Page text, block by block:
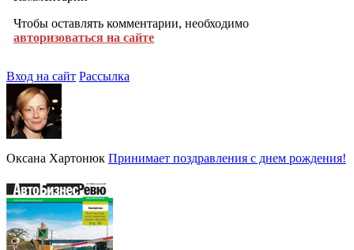
Чтобы оставлять комментарии, необходимо
авторизоваться на сайте
Вход на сайт Рассылка
Оксана Хартонюк Принимает поздравления с днем рождения!